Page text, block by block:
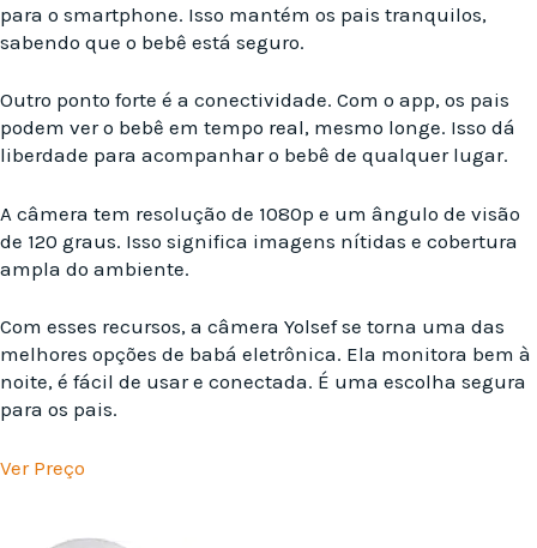
para o smartphone. Isso mantém os pais tranquilos,
sabendo que o bebê está seguro.
Outro ponto forte é a conectividade. Com o app, os pais
podem ver o bebê em tempo real, mesmo longe. Isso dá
liberdade para acompanhar o bebê de qualquer lugar.
A câmera tem resolução de 1080p e um ângulo de visão
de 120 graus. Isso significa imagens nítidas e cobertura
ampla do ambiente.
Com esses recursos, a câmera Yolsef se torna uma das
melhores opções de babá eletrônica. Ela monitora bem à
noite, é fácil de usar e conectada. É uma escolha segura
para os pais.
Ver Preço